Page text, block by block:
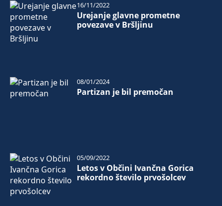
Urejanje glavne prometne
povezave v Bršljinu
16/11/2022
Partizan je bil premočan
08/01/2024
Letos v Občini Ivančna Gorica
rekordno število prvošolcev
05/09/2022